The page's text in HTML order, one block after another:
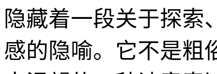
隐藏着一段关于探索
感的隐喻。它不是粗